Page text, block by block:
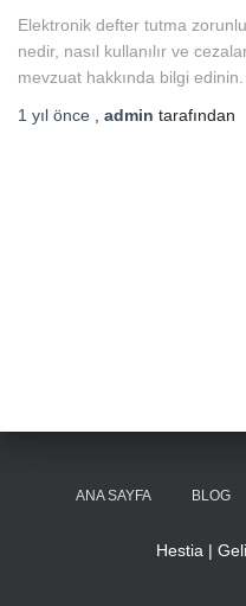
Elektronik defter tutma
nedir, nasıl kullanılır ve
mevzuat hakkında bilgi edinin.
1 yıl önce admin tarafından
ANA SAYFA BLOG
Hestia |